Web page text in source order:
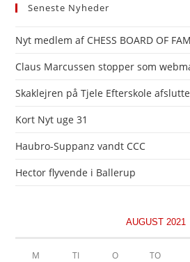
Seneste Nyheder
Nyt medlem af CHESS BOARD OF
Claus Marcussen stopper som
Skaklejren på Tjele Efterskole
Kort Nyt uge 31
Haubro-Suppanz vandt CCC
Hector flyvende i Ballerup
AUGUST 2021
M TI O TO